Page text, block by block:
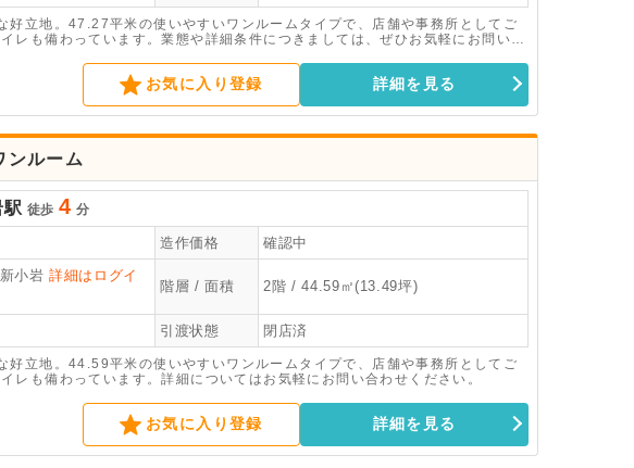
好立地。47.27平米の使いやすいワンルームタイプで、店舗や事務所としてご
レも備わっています。業態や詳細条件につきましては、ぜひお気軽にお問い合
お気に入り登録 詳細を見る
ンルーム
駅 徒歩 4 分
造作価格 確認中
小岩詳細はログイ
階層 / 面積 2階 / 44.59㎡(13.49坪)
引渡状態 閉店済
好立地。44.59平米の使いやすいワンルームタイプで、店舗や事務所としてご
レも備わっています。詳細についてはお気軽にお問い合わせください。
お気に入り登録 詳細を見る